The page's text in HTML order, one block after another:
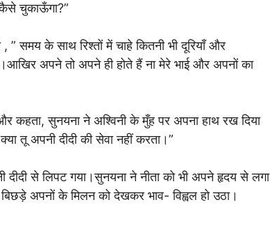
चुकाऊँगा?”
समय के साथ रिश्तों में चाहे कितनी भी दूरियाँ और
अपने तो अपने ही होते हैं ना मेरे भाई और अपनों का
कहता, सुनयना ने अश्विनी के मुँह पर अपना हाथ रख दिया
तू अपनी दीदी की सेवा नहीं करता।”
से लिपट गया।सुनयना ने नीता को भी अपने हृदय से लगा
अपनों के मिलन को देखकर भाव- विह्वल हो उठा।